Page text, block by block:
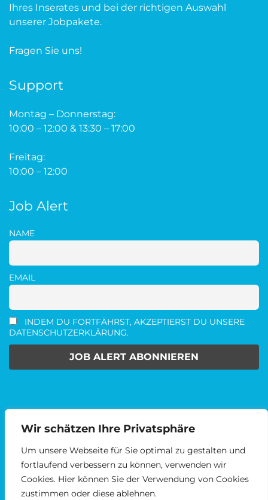
Wir schätzen Ihre Privatsphäre
Um unsere Webseite für Sie optimal zu gestalten und
fortlaufend verbessern zu können, verwenden wir
Cookies. Hier können Sie der Verwendung von Cookies
zustimmen oder diese ablehnen.
Ihres Inserates und bei der richtigen Auswahl
unserer Jobpakete.
Fragen Sie uns!
Support
Montag – Donnerstag:
10:00 – 12:00 & 13:30 – 17:00
Freitag:
10:00 – 12:00
Job Alert
NAME
EMAIL
INDEM DU FORTFÄHRST, AKZEPTIERST DU UNSERE
DATENSCHUTZERKLÄRUNG.
2014 - 2024 © MEDIENKARRIERE.DEAGBS DATENSCHUTZ
IMPRESSUM
Facebook
Linked